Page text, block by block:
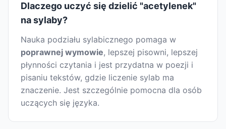
Dlaczego uczyć się dzielić "acetylenek"
na sylaby?
Nauka podziału sylabicznego pomaga w
poprawnej wymowie, lepszej pisowni, lepszej
płynności czytania i jest przydatna w poezji i
pisaniu tekstów, gdzie liczenie sylab ma
znaczenie. Jest szczególnie pomocna dla osób
uczących się języka.